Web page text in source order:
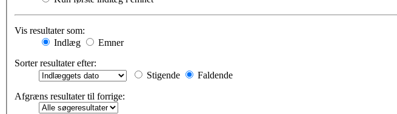
Vis resultater som:
Indlæg
Emner
Sorter resultater efter:
Stigende
Faldende
Afgræns resultater til forrige: